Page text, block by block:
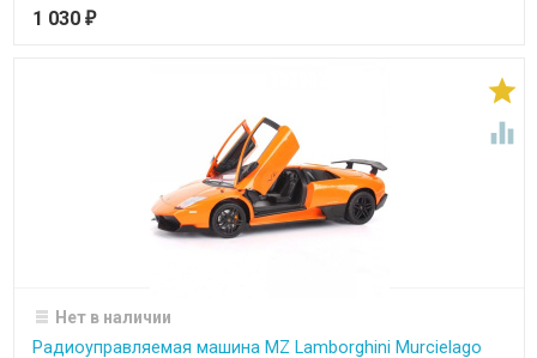
1 030 ₽


Нет в наличии
Радиоуправляемая машина MZ Lamborghini Murcielago